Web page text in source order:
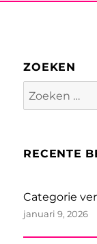
ZOEKEN
Zoeken
naar:
RECENTE
Categorie
januari 9, 2026